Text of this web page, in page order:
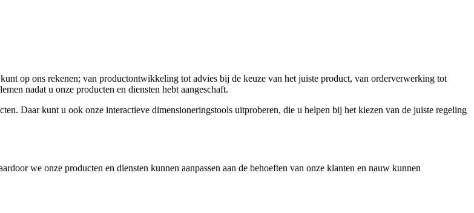
op ons rekenen; van productontwikkeling tot advies bij de keuze van het juiste product, van orderverwerking tot
nadat u onze producten en diensten hebt aangeschaft.
Daar kunt u ook onze interactieve dimensioneringstools uitproberen, die u helpen bij het kiezen van de juiste regeling
we onze producten en diensten kunnen aanpassen aan de behoeften van onze klanten en nauw kunnen